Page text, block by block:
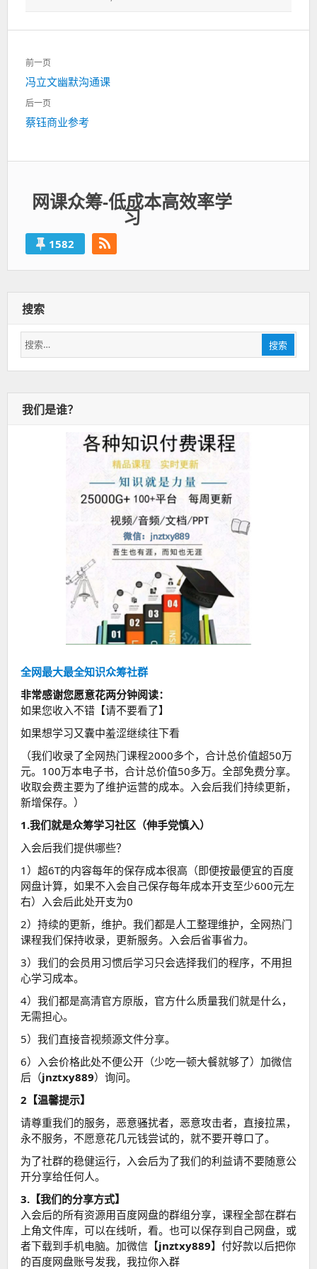
文
章
导
航
前一页
上
一
冯立文幽默沟通课
后一页
下
蔡钰商业参考
网课众筹-低成本高效率学
习
1582
搜索
搜
索：
搜索
我们是谁？
全网最大最全知识众筹社群
非常感谢您愿意花两分钟阅读：
如果您收入不错【请不要看了】
如果想学习又囊中羞涩继续往下看
（我们收录了全网热门课程2000多个，合计总价值超50万
元。100万本电子书，合计总价值50多万。全部免费分享。
收取会费主要为了维护运营的成本。入会后我们持续更新，
新增保存。）
1.我们就是众筹学习社区（伸手党慎入）
入会后我们提供哪些？
1）超6T的内容每年的保存成本很高（即便按最便宜的百度
网盘计算，如果不入会自己保存每年成本开支至少600元左
右）入会后此处开支为0
2）持续的更新，维护。我们都是人工整理维护，全网热门
课程我们保持收录，更新服务。入会后省事省力。
3）我们的会员用习惯后学习只会选择我们的程序，不用担
心学习成本。
4）我们都是高清官方原版，官方什么质量我们就是什么，
无需担心。
5）我们直接音视频源文件分享。
6）入会价格此处不便公开（少吃一顿大餐就够了）加微信
后（jnztxy889）询问。
2【温馨提示】
请尊重我们的服务，恶意骚扰者，恶意攻击者，直接拉黑，
永不服务，不愿意花几元钱尝试的，就不要开尊口了。
为了社群的稳健运行，入会后为了我们的利益请不要随意公
开分享给任何人。
3.【我们的分享方式】
入会后的所有资源用百度网盘的群组分享，课程全部在群右
上角文件库，可以在线听，看。也可以保存到自己网盘，或
者下载到手机电脑。加微信【jnztxy889】付好款以后把你
的百度网盘账号发我，我拉你入群